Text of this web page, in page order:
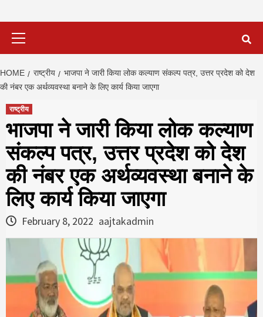
HOME राष्ट्रीय
भाजपा ने जारी किया लोक कल्याण संकल्प पत्र, उत्तर प्रदेश को देश
की नंबर एक अर्थव्यवस्था बनाने के लिए कार्य किया जाएगा
राष्ट्रीय
भाजपा ने जारी किया लोक कल्याण
संकल्प पत्र, उत्तर प्रदेश को देश
की नंबर एक अर्थव्यवस्था बनाने के
लिए कार्य किया जाएगा
February 8, 2022 aajtakadmin